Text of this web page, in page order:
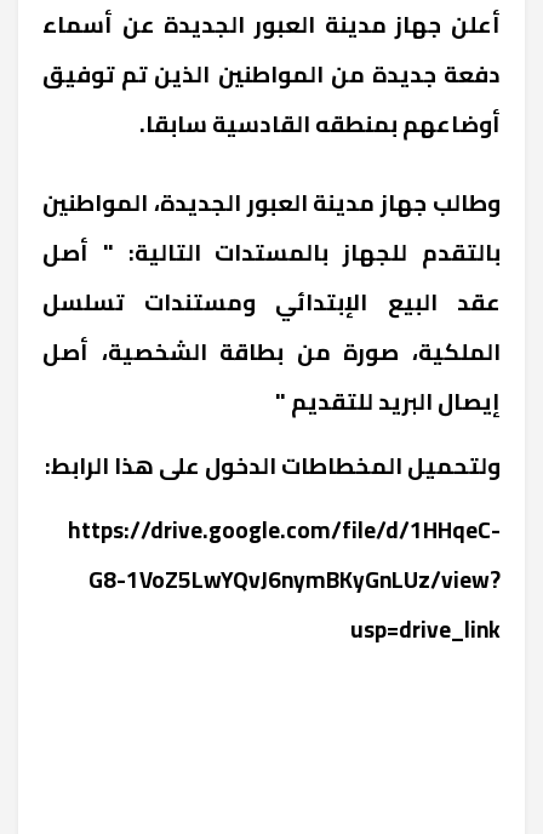
أعلن جهاز مدينة العبور الجديدة عن أسماء
دفعة جديدة من المواطنين الذين تم توفيق
أوضاعهم بمنطقه القادسية سابقا.
وطالب جهاز مدينة العبور الجديدة، المواطنين
بالتقدم للجهاز بالمستدات التالية: " أصل
عقد البيع الإبتدائي ومستندات تسلسل
الملكية، صورة من بطاقة الشخصية، أصل
إيصال البريد للتقديم "
ولتحميل المخطاطات الدخول على هذا الرابط:
https://drive.google.com/file/d/1HHqeC-
G8-1VoZ5LwYQvJ6nymBKyGnLUz/view?
usp=drive_link